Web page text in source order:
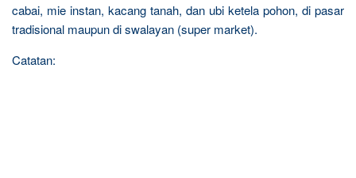
cabai, mie instan, kacang tanah, dan ubi ketela pohon, di pasar
tradisional maupun di swalayan (super market).
Catatan: